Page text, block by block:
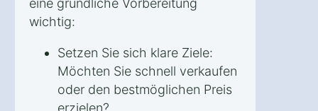
eine gründliche Vorbereitung
wichtig:
Setzen Sie sich klare Ziele:
Möchten Sie schnell verkaufen
oder den bestmöglichen Preis
erzielen?